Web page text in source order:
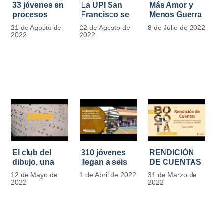
33 jóvenes en
procesos
legales por
tensiones con
21 de Agosto de
2022
La UPI San
Francisco se
llena de color
y vida con la
22 de Agosto de
2022
Más Amor y
Menos Guerra
8 de Julio de 2022
El club del
dibujo, una
apuesta para
formar
12 de Mayo de
2022
310 jóvenes
llegan a seis
unidades del
IDIPRON con
1 de Abril de 2022
RENDICIÓN
DE CUENTAS
IDIPRON |
Vigencia 2021
31 de Marzo de
2022